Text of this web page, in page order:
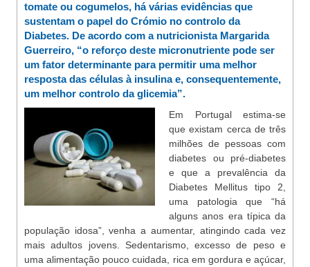
tomate ou cogumelos, há várias evidências que
sustentam o papel do Crómio no controlo da
Diabetes. De acordo com a nutricionista Margarida
Guerreiro, “o reforço deste micronutriente pode ser
um fator determinante para permitir uma melhor
resposta das células à insulina e, consequentemente,
um melhor controlo da glicemia”.
Em Portugal estima-se
que existam cerca de três
milhões de pessoas com
diabetes ou pré-diabetes
e que a prevalência da
Diabetes Mellitus tipo 2,
uma patologia que “há
alguns anos era típica da
população idosa”, venha a aumentar, atingindo cada vez
mais adultos jovens. Sedentarismo, excesso de peso e
uma alimentação pouco cuidada, rica em gordura e açúcar,